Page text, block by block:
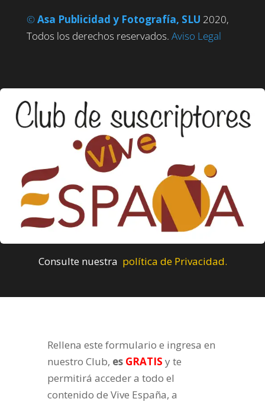
©Asa Publicidad y Fotografía, SLU 2020,
Todos los derechos reservados. Aviso Legal
Consulte nuestra política de Privacidad.
Rellena este formulario e ingresa en
nuestro Club, es GRATIS y te
permitirá acceder a todo el
contenido de Vive España, a